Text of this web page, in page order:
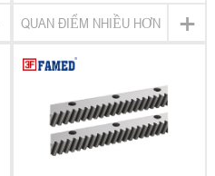
+
QUAN ĐIỂM NHIỀU HƠN